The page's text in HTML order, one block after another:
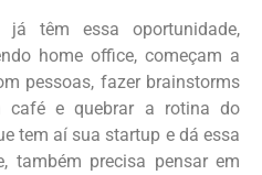
já têm essa oportunidade,
home office, começam a
pessoas, fazer brainstorms
café e quebrar a rotina do
tem aí sua startup e dá essa
também precisa pensar em